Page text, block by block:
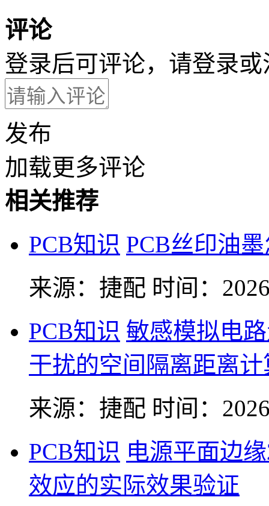
评论
登录后可评论，请登录或
发布
加载更多评论
相关推荐
PCB知识 PCB丝印油
来源：捷配 时间：
PCB知识 敏感模拟电
干扰的空间隔离距离计
来源：捷配 时间：
PCB知识 电源平面边
效应的实际效果验证